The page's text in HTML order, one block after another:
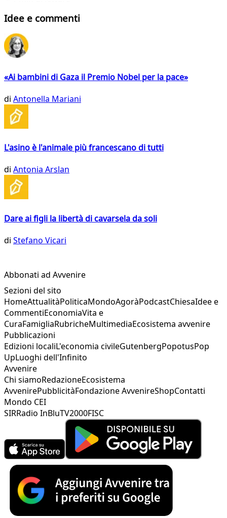
Idee e commenti
«Ai bambini di Gaza il Premio Nobel per la pace»
di Antonella Mariani
L'asino è l'animale più francescano di tutti
di Antonia Arslan
Dare ai figli la libertà di cavarsela da soli
di Stefano Vicari
Abbonati ad Avvenire
Sezioni del sito
HomeAttualitàPoliticaMondoAgoràPodcastChiesaIdee e
CommentiEconomiaVita e
CuraFamigliaRubricheMultimediaEcosistema avvenire
Pubblicazioni
Edizioni localiL'economia civileGutenbergPopotusPop
UpLuoghi dell'Infinito
Avvenire
Chi siamoRedazioneEcosistema
AvvenirePubblicitàFondazione AvvenireShopContatti
Mondo CEI
SIRRadio InBluTV2000FISC